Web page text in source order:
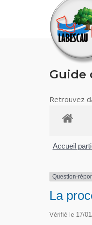
Guide
Retrouvez
Accueil
Question-
La
Vérifié le 17/